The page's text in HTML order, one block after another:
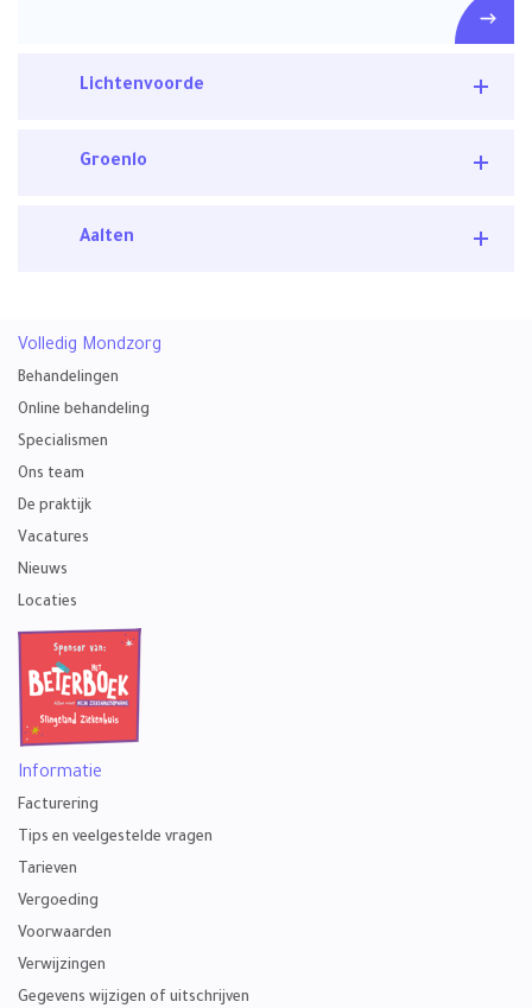
Lichtenvoorde
Groenlo
Aalten
Volledig Mondzorg
Behandelingen
Online behandeling
Specialismen
Ons team
De praktijk
Vacatures
Nieuws
Locaties
Informatie
Facturering
Tips en veelgestelde vragen
Tarieven
Vergoeding
Voorwaarden
Verwijzingen
Gegevens wijzigen of uitschrijven